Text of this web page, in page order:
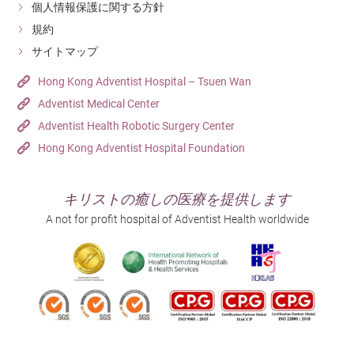
個人情報保護に関する方針
規約
サイトマップ
Hong Kong Adventist Hospital – Tsuen Wan
Adventist Medical Center
Adventist Health Robotic Surgery Center
Hong Kong Adventist Hospital Foundation
キリストの癒しの医療を提供します
A not for profit hospital of Adventist Health worldwide